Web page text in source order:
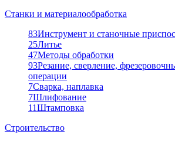
Станки и материалообработка
83Инструмент и станочные
25Литье
47Методы обработки
93Резание, сверление,
операции
7Сварка, наплавка
7Шлифование
11Штамповка
Строительство